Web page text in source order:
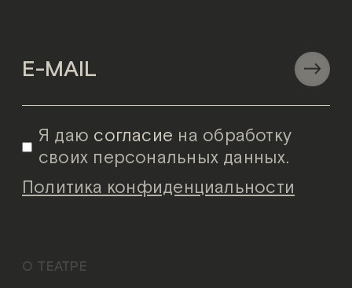
Я даю согласие на обработку
своих персональных данных.
Политика конфиденциальности
О ТЕАТРЕ